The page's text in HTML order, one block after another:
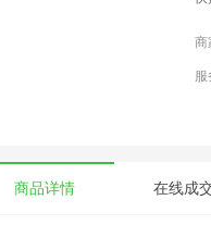
商
服
商品详情 在线成